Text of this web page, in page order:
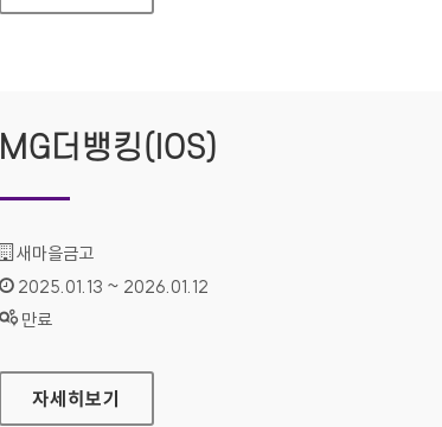
MG더뱅킹(IOS)
기관명 :
새마을금고
인증기간 :
2025.01.13 ~ 2026.01.12
상태 :
만료
MG더뱅킹(IOS)
자세히보기